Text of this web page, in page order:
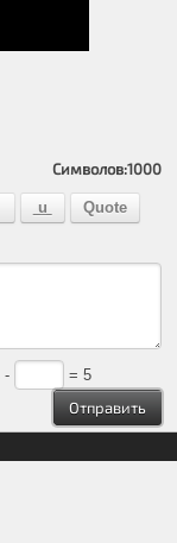
Символов:1000
- = 5